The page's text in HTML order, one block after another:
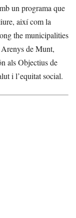
un programa que
així com la
the municipalities
de Munt,
als Objectius de
i l’equitat social.